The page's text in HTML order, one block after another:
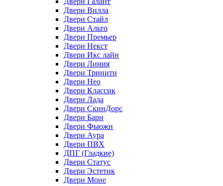
Двери Вилла
Двери Стайл
Двери Альто
Двери Премьер
Двери Некст
Двери Икс лайн
Двери Линия
Двери Тринити
Двери Нео
Двери Классик
Двери Лада
Двери СкинДорс
Двери Барн
Двери Фьюжн
Двери Аура
Двери ПВХ
ДПГ (Гладкие)
Двери Статус
Двери Эстетик
Двери Моне